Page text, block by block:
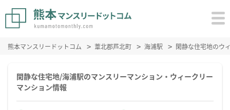
熊本マンスリードットコム 葦北郡芦北町 海浦駅 閑静な住宅地のウ
閑静な住宅地/海浦駅のマンスリーマンション・ウィークリー
マンション情報